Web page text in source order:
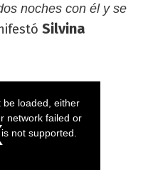
noches con él y se
Silvina